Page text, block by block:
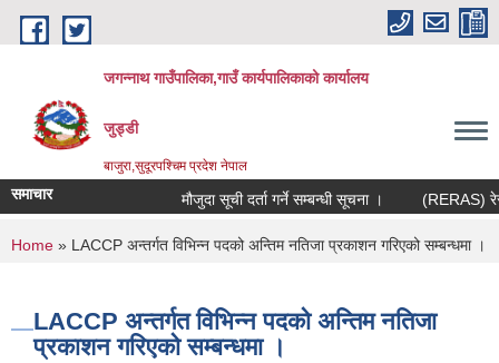
Skip to main content
जगन्नाथ गाउँपालिका,गाउँ कार्यपालिकाको कार्यालय
जुड्डी
बाजुरा,सुदूरपश्चिम प्रदेश नेपाल
समाचार मौजुदा सूची दर्ता गर्ने सम्बन्धी सूचना । (RERAS)
You are here
Home » LACCP अन्तर्गत विभिन्न पदको अन्तिम नतिजा प्रकाशन गरिएको सम्बन्धमा ।
LACCP अन्तर्गत विभिन्न पदको अन्तिम नतिजा
प्रकाशन गरिएको सम्बन्धमा ।